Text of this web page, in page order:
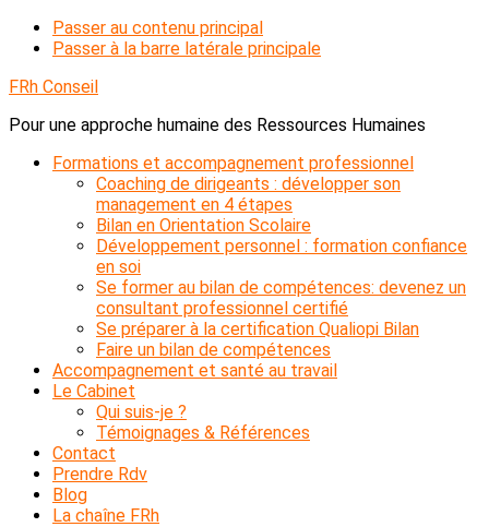
Passer au contenu principal
Passer à la barre latérale principale
FRh Conseil
Pour une approche humaine des Ressources Humaines
Formations et accompagnement professionnel
Coaching de dirigeants : développer son
management en 4 étapes
Bilan en Orientation Scolaire
Développement personnel : formation confiance
en soi
Se former au bilan de compétences: devenez un
consultant professionnel certifié
Se préparer à la certification Qualiopi Bilan
Faire un bilan de compétences
Accompagnement et santé au travail
Le Cabinet
Qui suis-je ?
Témoignages & Références
Contact
Prendre Rdv
Blog
La chaîne FRh